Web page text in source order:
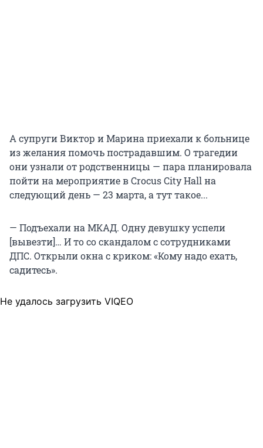
А супруги Виктор и Марина приехали к больнице
из желания помочь пострадавшим. О трагедии
они узнали от родственницы — пара планировала
пойти на мероприятие в Crocus City Hall на
следующий день — 23 марта, а тут такое...
— Подъехали на МКАД. Одну девушку успели
[вывезти]… И то со скандалом с сотрудниками
ДПС. Открыли окна с криком: «Кому надо ехать,
садитесь».
Не удалось загрузить VIQEO